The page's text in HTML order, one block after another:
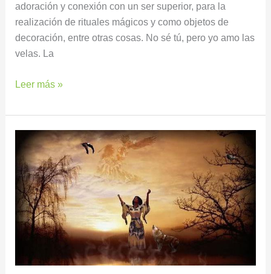
adoración y conexión con un ser superior, para la
realización de rituales mágicos y como objetos de
decoración, entre otras cosas. No sé tú, pero yo amo las
velas. La
Leer más »
COMO
LIMPIAR
EL
CUERPO
DE
LA
ENERGÍA
LAS